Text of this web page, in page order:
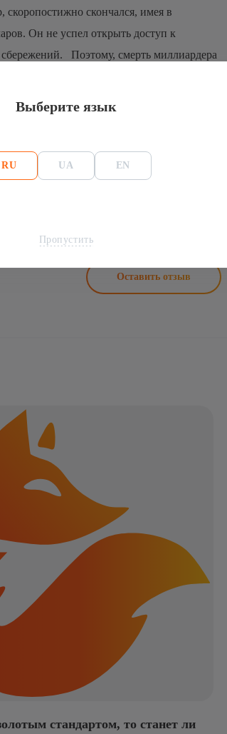
скончался, имея в
Он не успел открыть доступ к
Поэтому, смерть миллиардера
влияние на общий объем предложения
и они очень влияют на
данных, каждый год уходят из
по разным причинам.
Оставить отзыв
стандартом, то станет ли
Выберите язык
RU UA EN
Пропустить